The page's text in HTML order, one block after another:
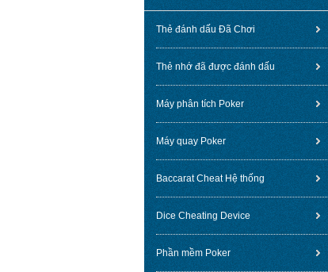
Thẻ đánh dấu Đã Chơi
Thẻ nhớ đã được đánh dấu
Máy phân tích Poker
Máy quay Poker
Baccarat Cheat Hệ thống
Dice Cheating Device
Phần mềm Poker